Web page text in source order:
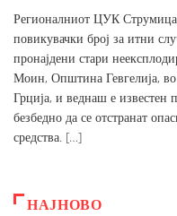
Регионалниот ЦУК
повикувачки број за итни
пронајдени стари
Моин, Општина Гевгелија,
Грција, и веднаш е
безбедно да се отстранат
средства. […]
НАЈНОВО